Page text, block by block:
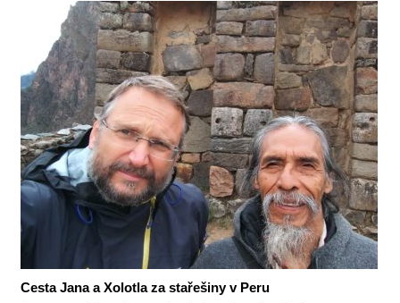
Cesta Jana a Xolotla za stařešiny v Peru